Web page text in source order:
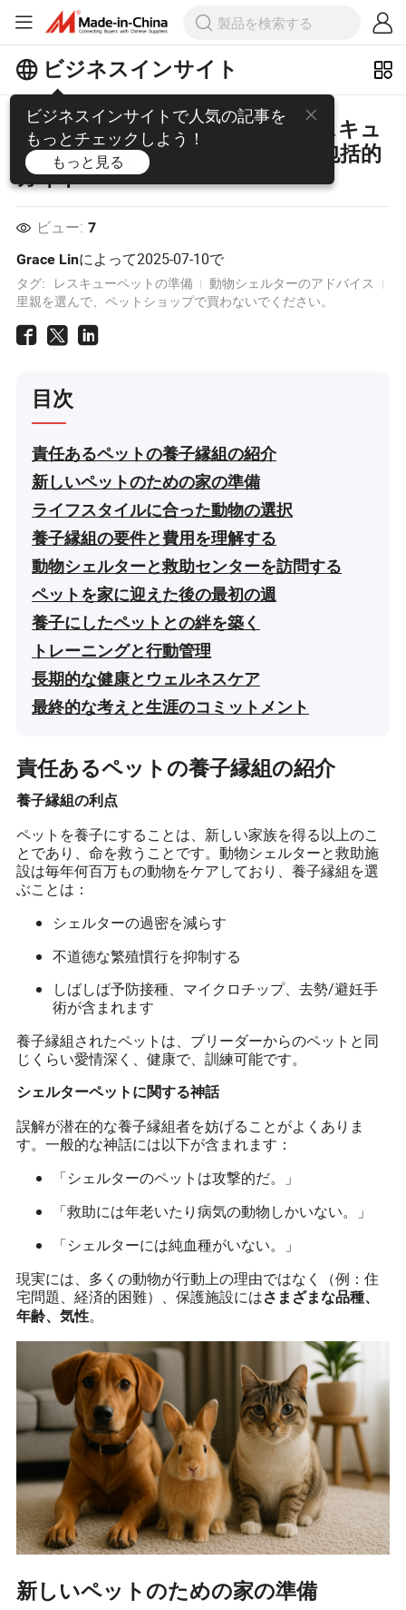
ビジネスインサイト
ビジネスインサイトで人気の記事を
もっとチェックしよう！
もっと見る
ペットの里親募集のヒント：レスキュ
ーコンパニオンを迎えるための包括的
ガイド
ビュー: 7
Grace Linによって2025-07-10で
タグ: レスキューペットの準備
動物シェルターのアドバイス
里親を選んで、ペットショップで買わないでください。
目次
責任あるペットの養子縁組の紹介
新しいペットのための家の準備
ライフスタイルに合った動物の選択
養子縁組の要件と費用を理解する
動物シェルターと救助センターを訪問する
ペットを家に迎えた後の最初の週
養子にしたペットとの絆を築く
トレーニングと行動管理
長期的な健康とウェルネスケア
最終的な考えと生涯のコミットメント
責任あるペットの養子縁組の紹介
養子縁組の利点
ペットを養子にすることは、新しい家族を得る以上のこ
とであり、命を救うことです。動物シェルターと救助施
設は毎年何百万もの動物をケアしており、養子縁組を選
ぶことは：
シェルターの過密を減らす
不道徳な繁殖慣行を抑制する
しばしば予防接種、マイクロチップ、去勢/避妊手
術が含まれます
養子縁組されたペットは、ブリーダーからのペットと同
じくらい愛情深く、健康で、訓練可能です。
シェルターペットに関する神話
誤解が潜在的な養子縁組者を妨げることがよくありま
す。一般的な神話には以下が含まれます：
「シェルターのペットは攻撃的だ。」
「救助には年老いたり病気の動物しかいない。」
「シェルターには純血種がいない。」
現実には、多くの動物が行動上の理由ではなく（例：住
宅問題、経済的困難）、保護施設にはさまざまな品種、
年齢、気性。
新しいペットのための家の準備